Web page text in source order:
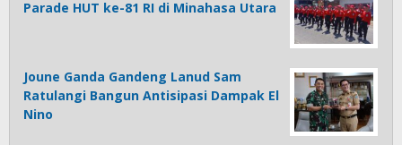
Parade HUT ke-81 RI di Minahasa Utara
Joune Ganda Gandeng Lanud Sam
Ratulangi Bangun Antisipasi Dampak El
Nino